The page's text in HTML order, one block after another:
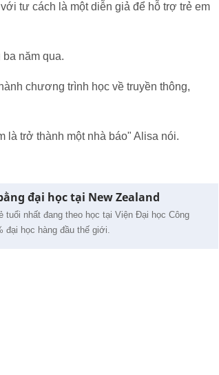
tư cách là một diễn giả để hỗ trợ trẻ em
năm qua.
chương trình học về truyền thông,
là trở thành một nhà báo" Alisa nói.
đại học tại New Zealand
nhất đang theo học tại Viện Đại học Công
đại học hàng đầu thế giới.